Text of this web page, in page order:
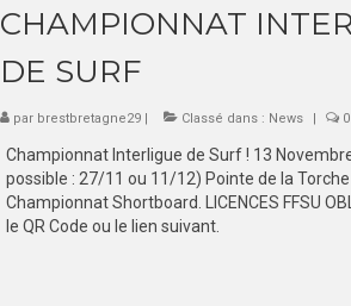
CHAMPIONNAT
DE SURF
par brestbretagne29| Classé dans : News 0
Championnat Interligue de Surf ! 13
possible : 27/11 ou 11/12) Pointe de la
Championnat Shortboard. LICENCES FFSU
le QR Code ou le lien suivant.